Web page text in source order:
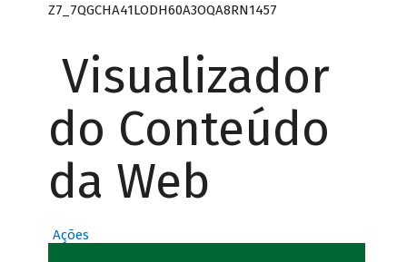
Z7_7QGCHA41LODH60A3OQA8RN1457
Visualizador
do Conteúdo
da Web
Ações